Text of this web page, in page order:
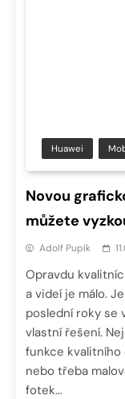
Huawei
Novou
můžete
Adolf Pupík
Opravdu
a videí je málo.
poslední roky se
vlastní řešení.
funkce kvalitního
nebo třeba
fotek…